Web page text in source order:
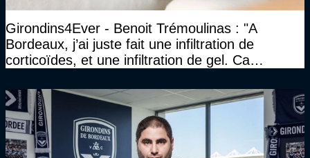
Girondins4Ever - Benoit Trémoulinas : "A
Bordeaux, j’ai juste fait une infiltration de
corticoïdes, et une infiltration de gel. Ca